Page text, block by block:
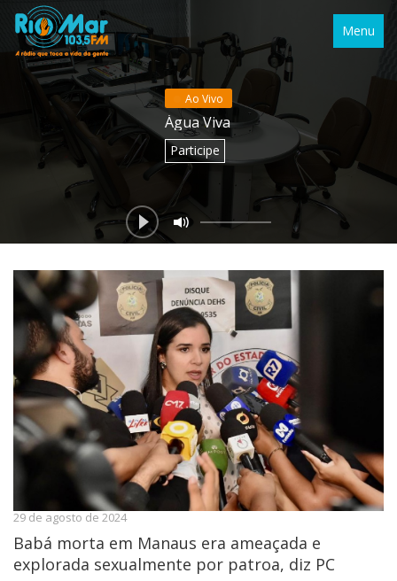
Menu
Ao Vivo
Água Viva
Participe
29 de agosto de 2024
Babá morta em Manaus era ameaçada e
explorada sexualmente por patroa, diz PC